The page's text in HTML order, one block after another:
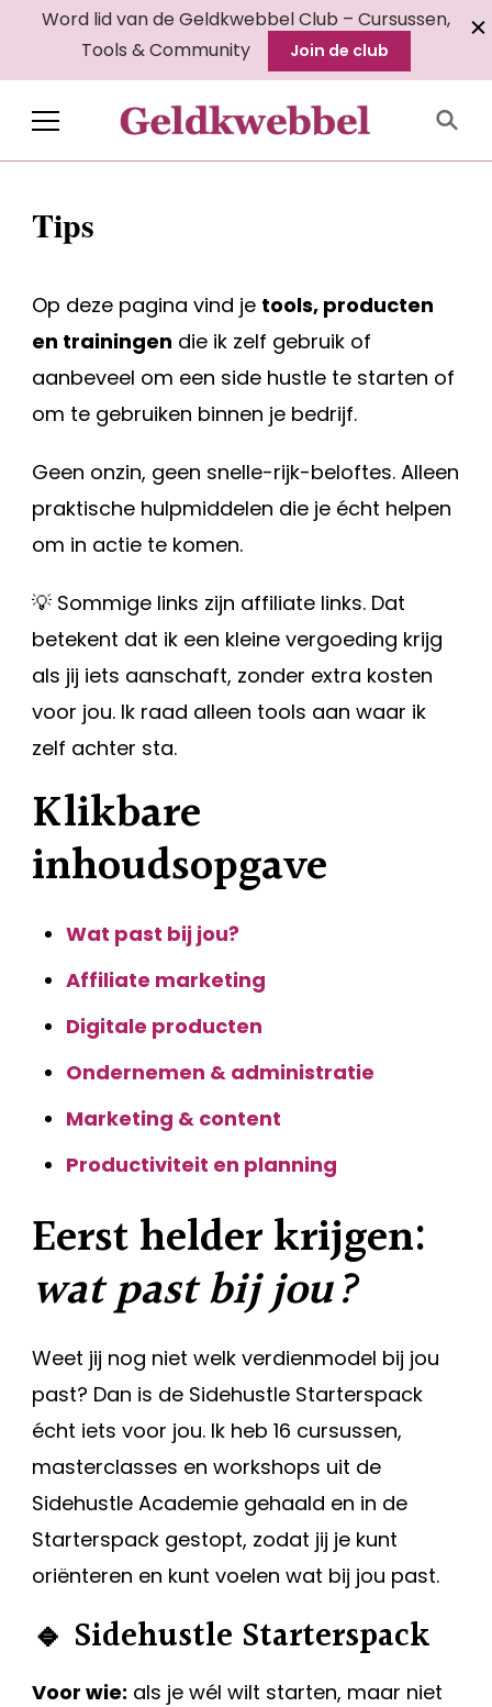
Word lid van de Geldkwebbel Club – Cursussen,
Tools & Community
Join de club
Geldkwebbel
Tips
Op deze pagina vind je tools, producten
en trainingen die ik zelf gebruik of
aanbeveel om een side hustle te starten of
om te gebruiken binnen je bedrijf.
Geen onzin, geen snelle-rijk-beloftes. Alleen
praktische hulpmiddelen die je écht helpen
om in actie te komen.
💡 Sommige links zijn affiliate links. Dat
betekent dat ik een kleine vergoeding krijg
als jij iets aanschaft, zonder extra kosten
voor jou. Ik raad alleen tools aan waar ik
zelf achter sta.
Klikbare
inhoudsopgave
Wat past bij jou?
Affiliate marketing
Digitale producten
Ondernemen & administratie
Marketing & content
Productiviteit en planning
Eerst helder krijgen:
wat past bij jou?
Weet jij nog niet welk verdienmodel bij jou
past? Dan is de Sidehustle Starterspack
écht iets voor jou. Ik heb 16 cursussen,
masterclasses en workshops uit de
Sidehustle Academie gehaald en in de
Starterspack gestopt, zodat jij je kunt
oriënteren en kunt voelen wat bij jou past.
🔹 Sidehustle Starterspack
Voor wie: als je wél wilt starten, maar niet